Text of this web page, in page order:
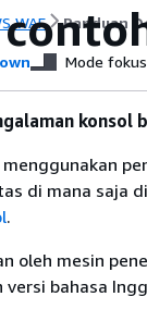
WAF Panduan
Mode fokus
konsol
di mana saja
.
oleh mesin
bahasa